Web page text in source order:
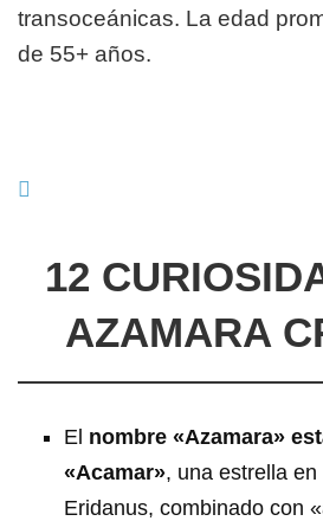
transoceánicas. La edad
de 55+ años.
12
AZAMARA
El nombre «Azamara»
«Acamar», una estrella
Eridanus, combinado con